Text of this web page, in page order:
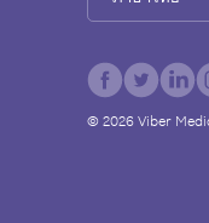
© 2026Viber